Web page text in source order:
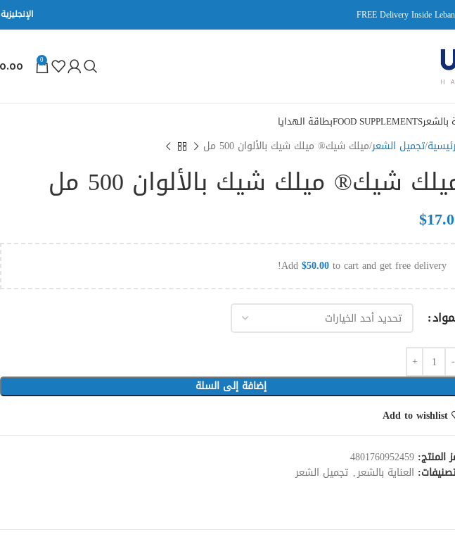
FREE Delivery Inside الإنجليزية
0
0.00
بالشعرFOOD SUPPLEMENTSبطاقة الهدايا
تجميل الشعرميلك شيك® ميلك شيك بالألوان 500 مل
شيك® ميلك شيك بالألوان 500 مل
$
Add$50.00to cart and get free delivery!
إضافة إلى السلة
Add to wishlist
المنتج: 4801760952459
العناية بالشعر, تجميل الشعر